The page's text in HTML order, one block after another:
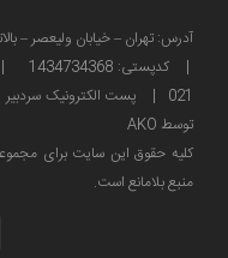
021 | پست الکترونیک سردبیر ایراس : sardabir@iras.ir |
توسط AKO
كليه حقوق این سایت برای
منبع بلامانع است.